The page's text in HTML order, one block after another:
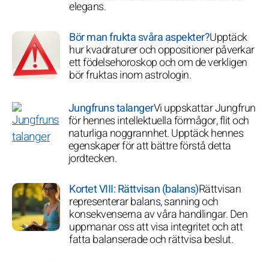
elegans.
Bör man frukta svåra aspekter?Upptäck
hur kvadraturer och oppositioner påverkar
ett födelsehoroskop och om de verkligen
bör fruktas inom astrologin.
Jungfruns talangerVi uppskattar Jungfrun
för hennes intellektuella förmågor, flit och
naturliga noggrannhet. Upptäck hennes
egenskaper för att bättre förstå detta
jordtecken.
Kortet VIII: Rättvisan (balans)Rättvisan
representerar balans, sanning och
konsekvenserna av våra handlingar. Den
uppmanar oss att visa integritet och att
fatta balanserade och rättvisa beslut.